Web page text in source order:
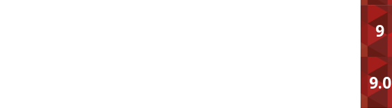
9
9.0